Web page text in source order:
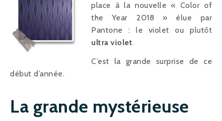
place à la nouvelle « Color of
the Year 2018 » élue par
Pantone : le violet ou plutôt
ultra violet.
C’est la grande surprise de ce
début d’année.
La grande mystérieuse